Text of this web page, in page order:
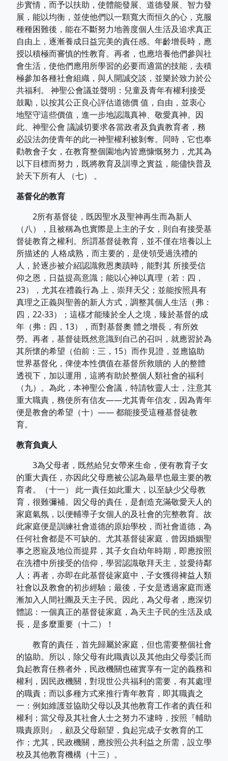
步實情，而予以扶助，使體能發展、道德發展、智力發
展，能以均衡，並使他們以一顆寬大而恒久的心，克服
種種困難後，能在不斷努力地善度個人生活及追求真正
自由上，逐漸養成日益完美的責任感。年齡增長時，應
授以積極而審慎的性教育。再者，也應培養他們參與社
會生活，使他們應用所學習的必要而適當的技能，去積
極參加各種社會組織，與人開誠交談，並樂於致力於公
共福利。 神聖公會議並聲明：兒童及青年有權利接受
鼓勵，以按其公正良心評估道德價 值，自由，並衷心
地堅守這些價值，進一步地認識真神、敬愛真神。因
此、神聖公會 議誠切要求各當政者及負責教育者，務
必設法勿使青年的此一神聖權利被剝奪。同時，它也奉
勸教會子女，在教育整個園地內皆應慷慨努力，尤其為
以下目標而努力，既將教育及訓導之實益，能儘快普及
於天下所有人 （七） 。
基督化的教育
2所有基督徒，既因聖水及聖神再生而為新人
（八），且被稱為也實際是上主的子女，則自有接受基
督徒教育之權利。所謂基督徒教育，並不僅在培養以上
所描述的 人格成熟，而主要的，是使領受過洗禮的
人，於逐步被介紹認識救恩奧蹟時，能對其 所接受信
仰之恩，日益提高意識；能以心神以真理（若：四，
23），尤其在禮義行為 上，崇拜天父；並能按照具有
真理之正義與聖善的新人方式，調整其個人生活（弗：
四，22-33）；這樣才能臻於全人之境，臻於基督的成
年（弗：四，13），而對基督奧 體之增長，有所效
勞。再者，基督徒既然意識到自己的召叫，就應習於為
其所懷的希望（伯前：三，15）而作見證，並應協助
世界基督化，俾使本性價值在基督所救贖的 人的整體
透視下，加以運用，這將有助於整個人類社會的福利
（九）。為此，本神聖公會議，特請牧靈人士，注意其
重大職責，務使所有信友——尤其青年信友，因為青年
便是教會的希望（十）—— 都能接受這種基督徒教
育。
教育負責人
3為父母者，既然給兒女帶來生命，便有教育子女
的重大責任，亦因此父母應被公認為最早也最主要的教
育者。（十一） 此一責任如此重大，以至缺少父母教
育，很難彌補。因父母的責任，是創造充滿敬愛天人的
家庭氣氛，以便輔導子女個人的及社會的完整教育。故
此家庭便是訓練社會道德的原始學校，而社會道德，為
任何社會都是不可缺的。尤其基督徒家庭，曾因婚姻聖
事之恩寵及地位而提昇，其子女自幼年時期，即應按照
在洗禮中所接受的信仰，學習認識敬拜天主，並愛待鄰
人；再者，亦即在此基督徒家庭中，子女獲得裨益人類
社會以及教會的初步經驗；最後，子女是透過家庭而逐
漸加入人間社團及天主子民。因此，為父母者，應深切
體認：一個真正的基督徒家庭，為天主子民的生活及成
長，是多麼重要（十二）！
教育的責任，首先歸屬於家庭，但也需要整個社會
的協助。所以，除父母有此職責以及其他由父母委託而
負起教育任務者外，民政機關也確實享有一定的義務和
權利，因民政機關，對現世公共福利的需要，有其處理
的職責；而以多種方式來推行青年教育，即其職責之
一：例如維護並協助父母以及其他教育工作者的責任和
權利；當父母及其社會人士之努力不逮時，按照『輔助
職責原則』，顧及父母願望，負起完成子女教育的工
作；尤其，民政機關，應按照公共利益之所需，設立學
校及其他教育機構（十三）。